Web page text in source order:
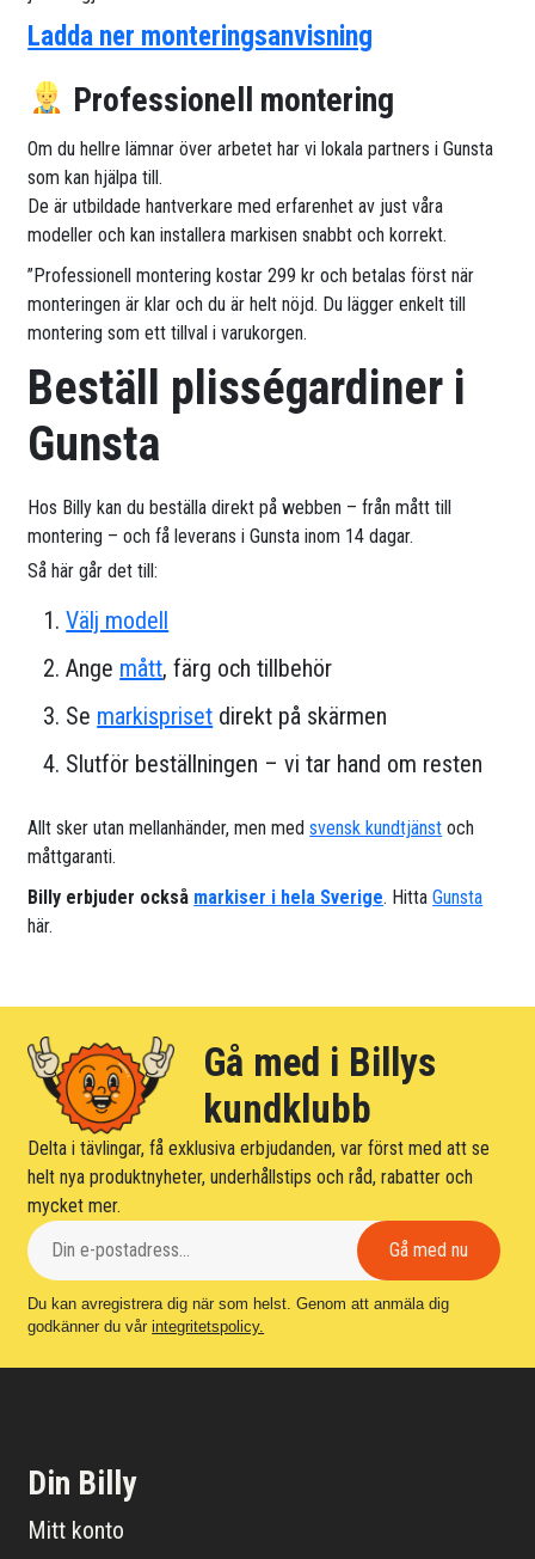
Ladda ner monteringsanvisning
Professionell montering
Om du hellre lämnar över arbetet har vi lokala partners i Gunsta
som kan hjälpa till.
De är utbildade hantverkare med erfarenhet av just våra
modeller och kan installera markisen snabbt och korrekt.
”Professionell montering kostar 299 kr och betalas först när
monteringen är klar och du är helt nöjd. Du lägger enkelt till
montering som ett tillval i varukorgen.
Beställ plisségardiner i
Gunsta
Hos Billy kan du beställa direkt på webben – från mått till
montering – och få leverans i Gunsta inom 14 dagar.
Så här går det till:
Välj modell
Ange mått, färg och tillbehör
Se markispriset direkt på skärmen
Slutför beställningen – vi tar hand om resten
Allt sker utan mellanhänder, men medsvensk kundtjänst och
måttgaranti.
Billy erbjuder också markiser i hela Sverige. HittaGunsta
här.
Gå med i Billys
kundklubb
Delta i tävlingar, få exklusiva erbjudanden, var först med att se
helt nya produktnyheter, underhållstips och råd, rabatter och
mycket mer.
Du kan avregistrera dig när som helst. Genom att anmäla dig
godkänner du vårintegritetspolicy.
Din Billy
Mitt konto